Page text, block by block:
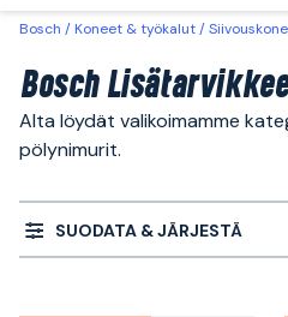
Bosch Koneet & työkalut
Bosch
Alta löydät valikoimamme
pölynimurit.
SUODATA & JÄRJESTÄ